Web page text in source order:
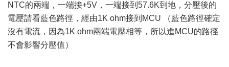
NTC的兩端，一端接+5V，一端接到57.6K到地，分壓後的
電壓請看藍色路徑，經由1K ohm接到MCU （藍色路徑確定
沒有電流，因為1K ohm兩端電壓相等，所以進MCU的路徑
不會影響分壓值）